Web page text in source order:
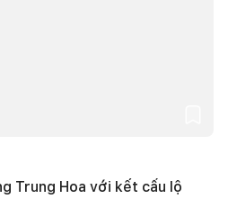
Trung Hoa với kết cấu lộ